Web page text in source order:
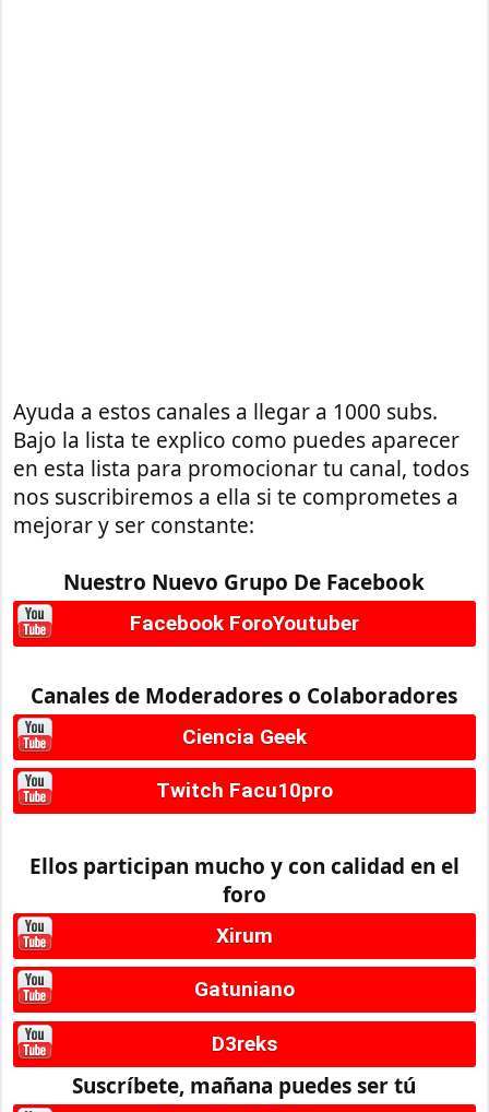
Ayuda a estos canales a llegar a 1000 subs.
Bajo la lista te explico como puedes aparecer
en esta lista para promocionar tu canal, todos
nos suscribiremos a ella si te comprometes a
mejorar y ser constante:
Nuestro Nuevo Grupo De Facebook
Facebook ForoYoutuber
Canales de Moderadores o Colaboradores
Ciencia Geek
Twitch Facu10pro
Ellos participan mucho y con calidad en el
foro
Xirum
Gatuniano
D3reks
Suscríbete, mañana puedes ser tú